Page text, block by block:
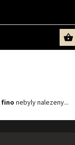
fino nebyly nalezeny...